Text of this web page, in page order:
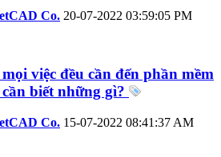
Co. 20-07-2022 03:59:05 PM
việc đều cần đến phần mềm
biết những gì?
Co. 15-07-2022 08:41:37 AM